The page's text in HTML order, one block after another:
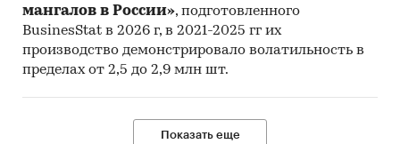
мангалов в России», подготовленного
BusinesStat в 2026 г, в 2021-2025 гг их
производство демонстрировало волатильность в
пределах от 2,5 до 2,9 млн шт.
Показать еще